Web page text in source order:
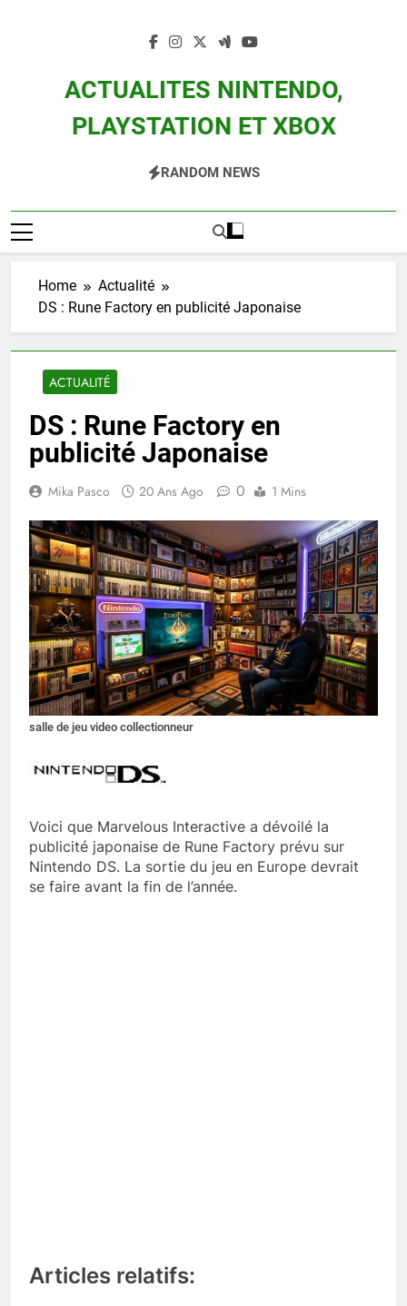
ACTUALITES NINTENDO,
PLAYSTATION ET XBOX
Zelda, Splatoon, Pokemon Entre Autres
RANDOM NEWS
Home
Actualité
DS : Rune Factory en publicité Japonaise
ACTUALITÉ
DS : Rune Factory en
publicité Japonaise
Mika Pasco 20 Ans Ago 0 1 Mins
salle de jeu video collectionneur
Voici que Marvelous Interactive a dévoilé la
publicité japonaise de Rune Factory prévu sur
Nintendo DS. La sortie du jeu en Europe devrait
se faire avant la fin de l’année.
Articles relatifs: